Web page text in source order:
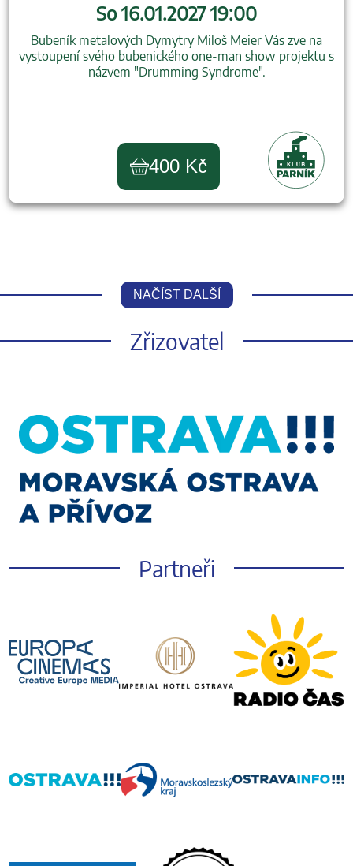
So 16.01.2027 19:00
Bubeník metalových Dymytry Miloš Meier Vás zve na
vystoupení svého bubenického one-man show projektu s
názvem "Drumming Syndrome".
400 Kč
NAČÍST DALŠÍ
Zřizovatel
Partneři